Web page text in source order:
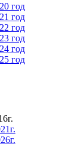
год
год
год
год
год
год